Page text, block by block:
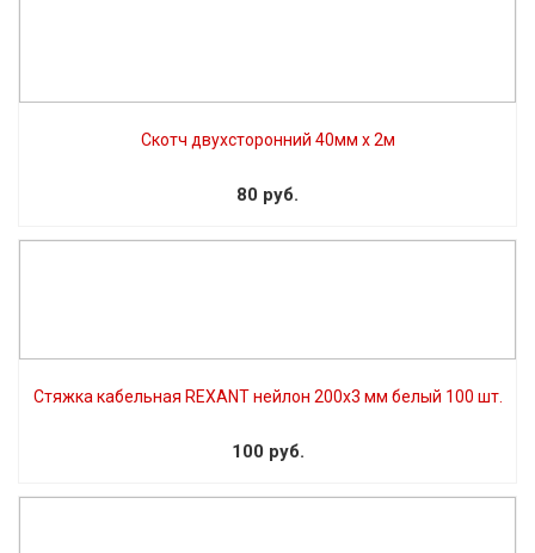
Скотч двухсторонний 40мм х 2м
80 руб.
Стяжка кабельная REXANT нейлон 200х3 мм белый 100 шт.
100 руб.